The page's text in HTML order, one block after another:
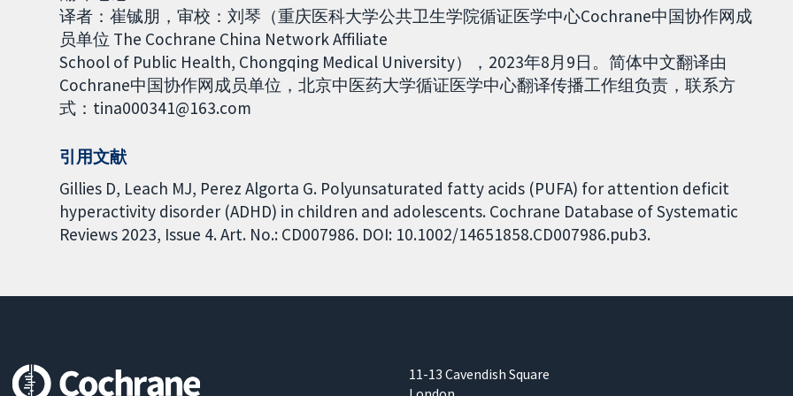
译者：崔铖朋，审校：刘琴（重庆医科大学公共卫生学院循证医学中心Cochrane中国协作网成
员单位 The Cochrane China Network Affiliate
School of Public Health, Chongqing Medical University），2023年8月9日。简体中文翻译由
Cochrane中国协作网成员单位，北京中医药大学循证医学中心翻译传播工作组负责，联系方
式：tina000341@163.com
引用文献
Gillies D, Leach MJ, Perez Algorta G. Polyunsaturated fatty acids (PUFA) for attention deficit
hyperactivity disorder (ADHD) in children and adolescents. Cochrane Database of Systematic
Reviews 2023, Issue 4. Art. No.: CD007986. DOI: 10.1002/14651858.CD007986.pub3.
11-13 Cavendish Square